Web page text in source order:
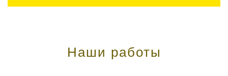
Наши работы